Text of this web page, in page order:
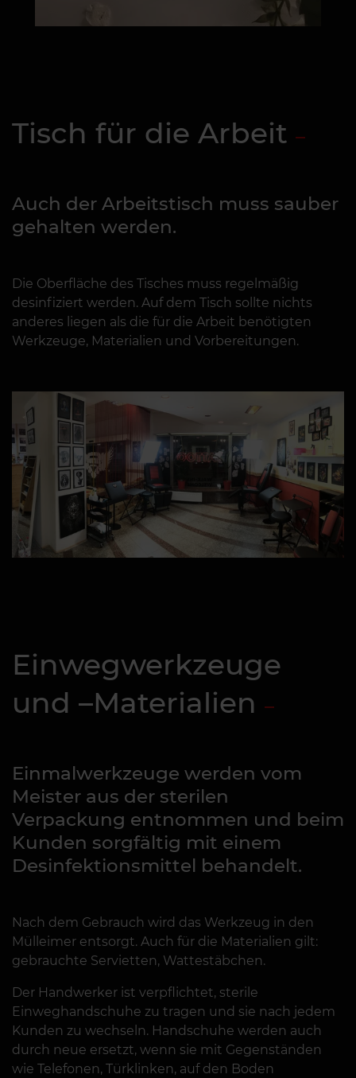
Tisch für die Arbeit
Auch der Arbeitstisch muss sauber
gehalten werden.
Die Oberfläche des Tisches muss regelmäßig
desinfiziert werden. Auf dem Tisch sollte nichts
anderes liegen als die für die Arbeit benötigten
Werkzeuge, Materialien und Vorbereitungen.
Einwegwerkzeuge
und –Materialien
Einmalwerkzeuge werden vom
Meister aus der sterilen
Verpackung entnommen und beim
Kunden sorgfältig mit einem
Desinfektionsmittel behandelt.
Nach dem Gebrauch wird das Werkzeug in den
Mülleimer entsorgt. Auch für die Materialien gilt:
gebrauchte Servietten, Wattestäbchen.
Der Handwerker ist verpflichtet, sterile
Einweghandschuhe zu tragen und sie nach jedem
Kunden zu wechseln. Handschuhe werden auch
durch neue ersetzt, wenn sie mit Gegenständen
wie Telefonen, Türklinken, auf den Boden